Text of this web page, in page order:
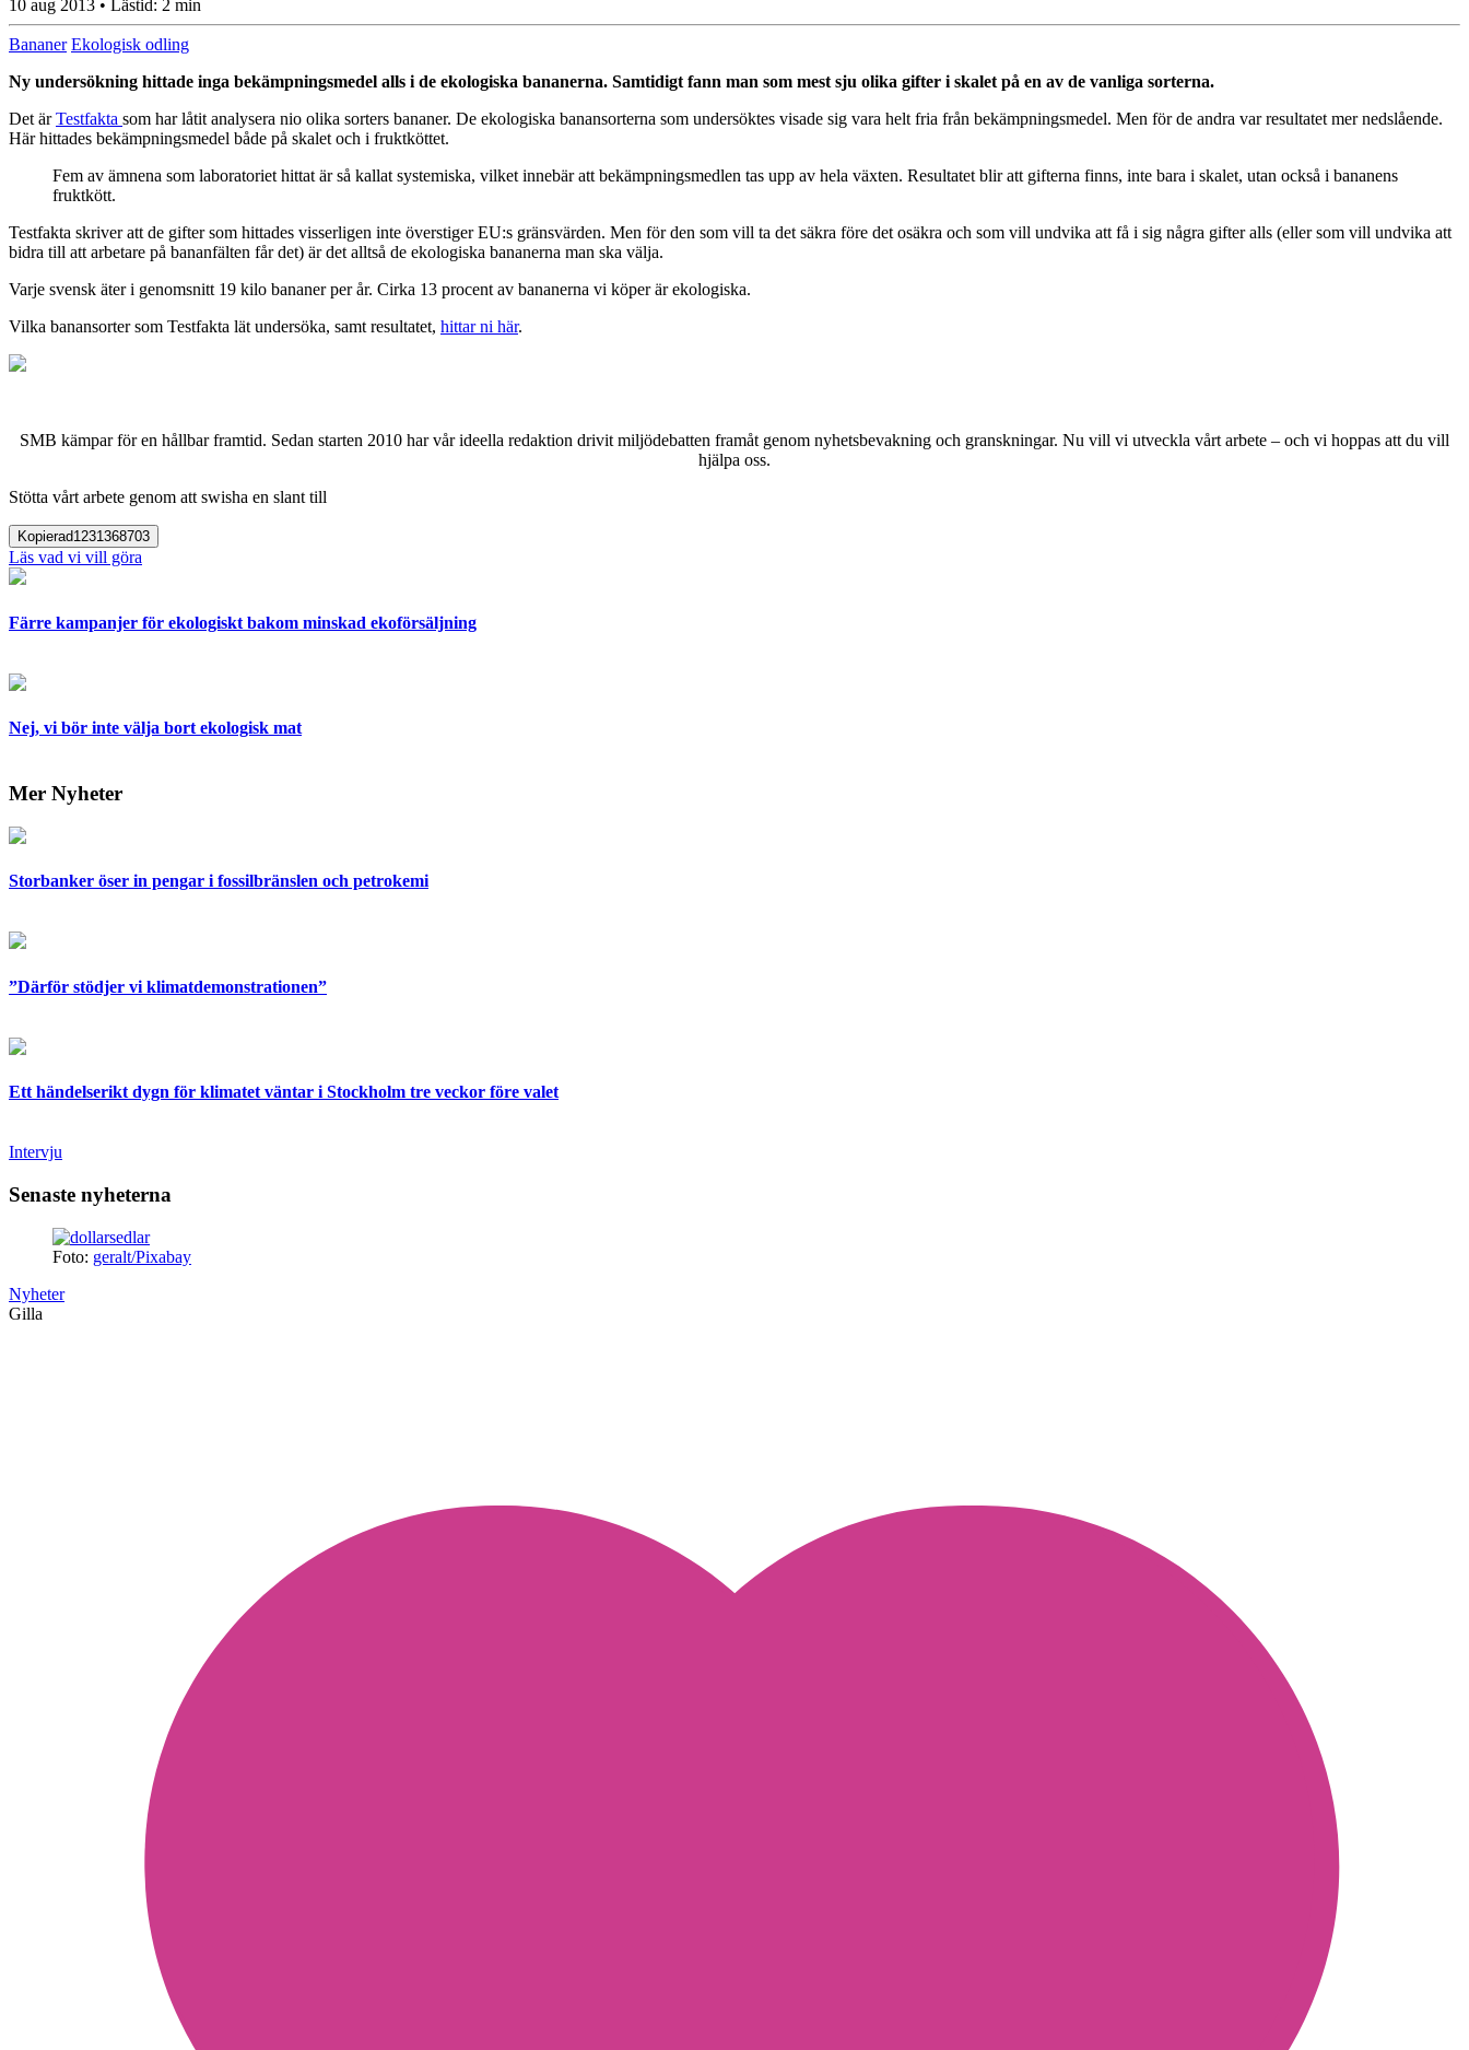
10 aug 2013 • Lästid: 2 min
Bananer Ekologisk odling
Ny undersökning hittade inga bekämpningsmedel alls i de ekologiska bananerna. Samtidigt fann man som mest sju olika gifter i skalet på en av de vanliga sorterna.
Det ärTestfakta som har låtit analysera nio olika sorters bananer. De ekologiska banansorterna som undersöktes visade sig vara helt fria från bekämpningsmedel. Men för de andra var resultatet mer nedslående.
Här hittades bekämpningsmedel både på skalet och i fruktköttet.
Fem av ämnena som laboratoriet hittat är så kallat systemiska, vilket innebär att bekämpningsmedlen tas upp av hela växten. Resultatet blir att gifterna finns, inte bara i skalet, utan också i bananens
fruktkött.
Testfakta skriver att de gifter som hittades visserligen inte överstiger EU:s gränsvärden. Men för den som vill ta det säkra före det osäkra och som vill undvika att få i sig några gifter alls (eller som vill undvika att
bidra till att arbetare på bananfälten får det) är det alltså de ekologiska bananerna man ska välja.
Varje svensk äter i genomsnitt 19 kilo bananer per år. Cirka 13 procent av bananerna vi köper är ekologiska.
Vilka banansorter som Testfakta lät undersöka, samt resultatet, hittar ni här.
SMB kämpar för en hållbar framtid. Sedan starten 2010 har vår ideella redaktion drivit miljödebatten framåt genom nyhetsbevakning och granskningar. Nu vill vi utveckla vårt arbete – och vi hoppas att du vill
hjälpa oss.
Stötta vårt arbete genom att swisha en slant till
Kopierad1231368703
Läs vad vi vill göra
Färre kampanjer för ekologiskt bakom minskad ekoförsäljning
Nej, vi bör inte välja bort ekologisk mat
Mer Nyheter
Storbanker öser in pengar i fossilbränslen och petrokemi
”Därför stödjer vi klimatdemonstrationen”
Ett händelserikt dygn för klimatet väntar i Stockholm tre veckor före valet
Intervju
Senaste nyheterna
Foto: geralt/Pixabay
Nyheter
Gilla